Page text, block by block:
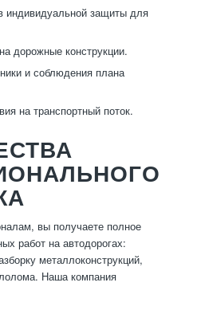
индивидуальной защиты для
дорожные конструкции.
и соблюдения плана
на транспортный поток.
вы получаете полное
работ на автодорогах:
металлоконструкций,
Наша компания